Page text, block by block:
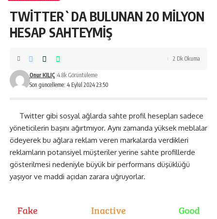
TWİTTER`DA BULUNAN 20 MİLYON
HESAP SAHTEYMİŞ
Son güncelleme: 4 Eylül 2024 23:50
Onur KILIÇ 4.8k Görüntüleme
2 Dk Okuma
Twitter gibi sosyal ağlarda sahte profil hesepları sadece
yöneticilerin başını ağırtmıyor. Aynı zamanda yüksek meblalar
ödeyerek bu ağlara reklam veren markalarda verdikleri
reklamların potansiyel müşteriler yerine sahte profillerde
gösterilmesi nedeniyle büyük bir performans düşüklüğü
yaşıyor ve maddi açıdan zarara uğruyorlar.